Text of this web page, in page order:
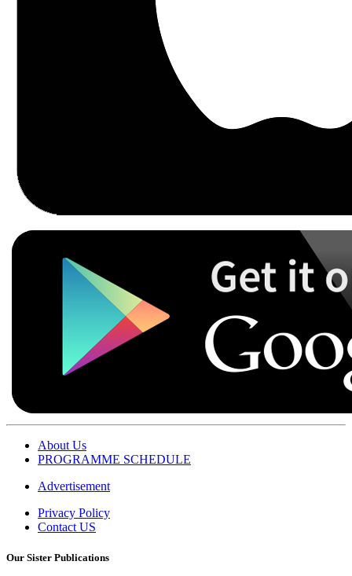
About Us
PROGRAMME SCHEDULE
Advertisement
Privacy Policy
Contact US
Our Sister Publications